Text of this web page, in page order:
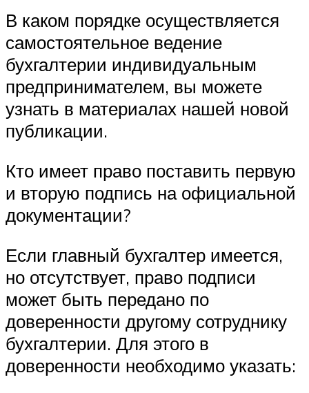
В каком порядке осуществляется
самостоятельное ведение
бухгалтерии индивидуальным
предпринимателем, вы можете
узнать в материалах нашей новой
публикации.
Кто имеет право поставить первую
и вторую подпись на официальной
документации?
Если главный бухгалтер имеется,
но отсутствует, право подписи
может быть передано по
доверенности другому сотруднику
бухгалтерии. Для этого в
доверенности необходимо указать: